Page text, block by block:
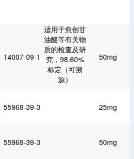
14007-09-1
适用于愈创甘
油醚等有关物
质的检查及研
究，98.60%
标定（可溯
源）
50mg
55968-39-3 25mg
55968-39-3 50mg